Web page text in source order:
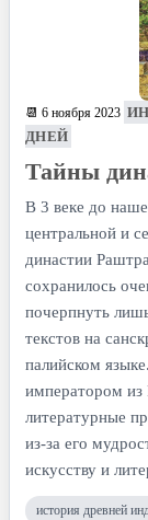
📆 6 ноября 2023
ДНЕЙ
Тайны
В 3 веке до
центральной и
династии
сохранилось
почерпнуть
текстов на
палийском
императором из
литературные
из-за его
искусству и
история древней